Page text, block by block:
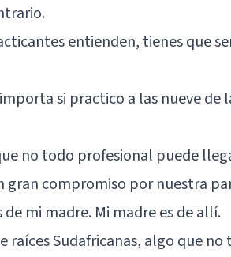
entienden, tienes que
si practico a las nueve de
no todo profesional puede
gran compromiso por nuestra
mi madre. Mi madre es de allí.
raíces Sudafricanas, algo que no